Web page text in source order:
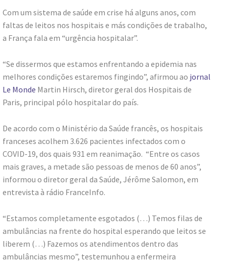
Com um sistema de saúde em crise há alguns anos, com
faltas de leitos nos hospitais e más condições de trabalho,
a França fala em “urgência hospitalar”.
“Se dissermos que estamos enfrentando a epidemia nas
melhores condições estaremos fingindo”, afirmou ao jornal
Le Monde Martin Hirsch, diretor geral dos Hospitais de
Paris, principal pólo hospitalar do país.
De acordo com o Ministério da Saúde francês, os hospitais
franceses acolhem 3.626 pacientes infectados com o
COVID-19, dos quais 931 em reanimação. “Entre os casos
mais graves, a metade são pessoas de menos de 60 anos”,
informou o diretor geral da Saúde, Jérôme Salomon, em
entrevista à rádio FranceInfo.
“Estamos completamente esgotados (…) Temos filas de
ambulâncias na frente do hospital esperando que leitos se
liberem (…) Fazemos os atendimentos dentro das
ambulâncias mesmo”, testemunhou a enfermeira